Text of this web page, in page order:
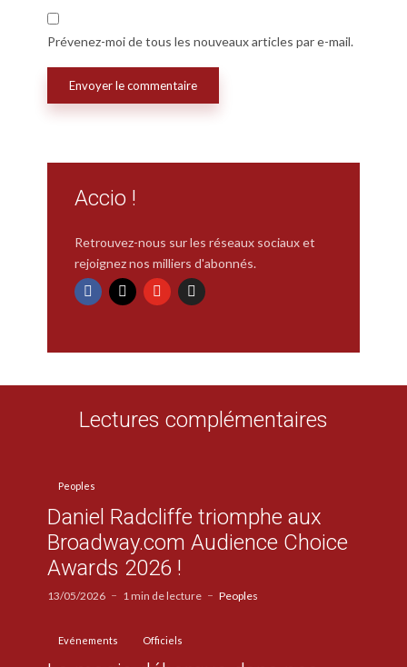
Prévenez-moi de tous les nouveaux articles par e-mail.
Accio !
Retrouvez-nous sur les réseaux sociaux et
rejoignez nos milliers d'abonnés.
Lectures complémentaires
Peoples
Daniel Radcliffe triomphe aux
Broadway.com Audience Choice
Awards 2026 !
13/05/2026 1 min de lecture Peoples
Evénements Officiels